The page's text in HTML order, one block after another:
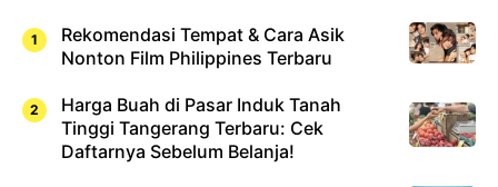
Rekomendasi Tempat & Cara Asik
Nonton Film Philippines Terbaru
Harga Buah di Pasar Induk Tanah
Tinggi Tangerang Terbaru: Cek
Daftarnya Sebelum Belanja!